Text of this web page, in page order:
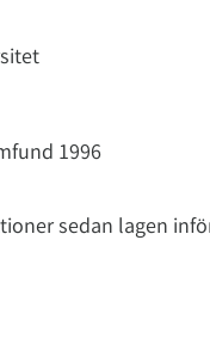
1996
sedan lagen